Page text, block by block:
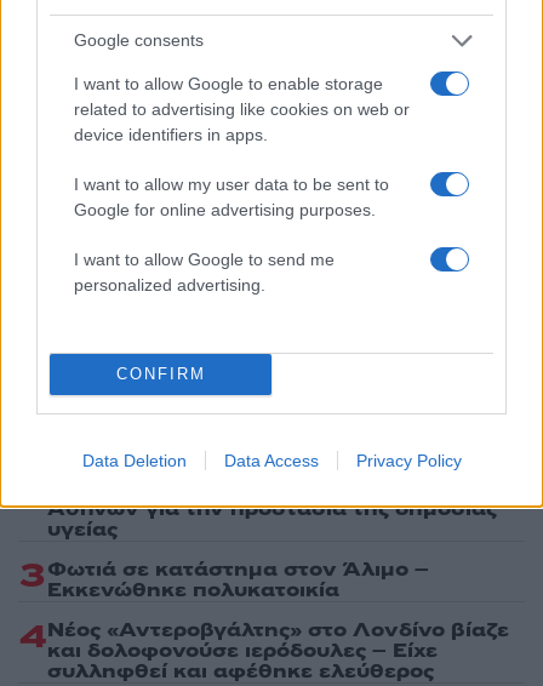
Google consents
I want to allow Google to enable storage
related to advertising like cookies on web or
device identifiers in apps.
I want to allow my user data to be sent to
Google for online advertising purposes.
I want to allow Google to send me
personalized advertising.
CONFIRM
Data Deletion Data Access Privacy Policy
Share:
Ακολουθήστε το Νewsit.gr στοGoogle News
ενημερωθείτε πρώτοι για όλη την ειδησεογραφία και τα
τελευταία νέατης ημέρας
Πιο δημοφιλή
ήταν σαν πλαστελίνη», συγκλονίζει η
επιβάτιδα που έσωσε τον Σέρβο όταν
έσπασε το παράθυρο του αεροπλάνου
Ανησυχία από το ξέσπασμα του ιού του
Δυτικού Νείλου με κρούσματα στην Αττική
Αθηνών για την προστασία της δημόσιας
υγείας
3Φωτιά σε κατάστημα στον Άλιμο –
Εκκενώθηκε πολυκατοικία
4Νέος «Αντεροβγάλτης» στο Λονδίνο βίαζε
και δολοφονούσε ιερόδουλες – Είχε
συλληφθεί και αφέθηκε ελεύθερος